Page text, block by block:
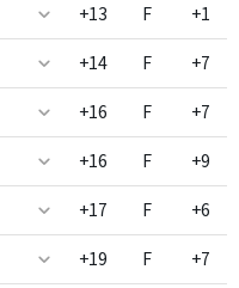
+13 F +1
+14 F +7
+16 F +7
+16 F +9
+17 F +6
+19 F +7